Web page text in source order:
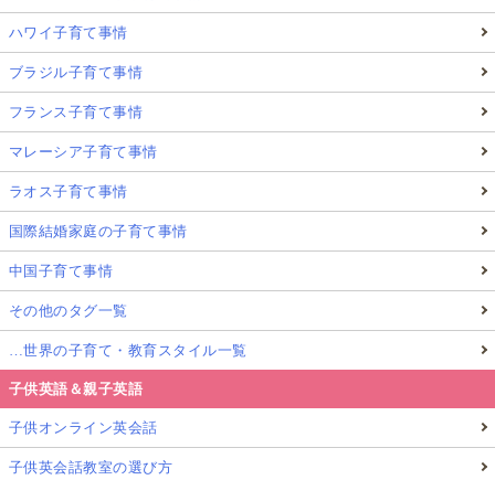
ハワイ子育て事情
ブラジル子育て事情
フランス子育て事情
マレーシア子育て事情
ラオス子育て事情
国際結婚家庭の子育て事情
中国子育て事情
その他のタグ一覧
…世界の子育て・教育スタイル一覧
子供英語＆親子英語
子供オンライン英会話
子供英会話教室の選び方